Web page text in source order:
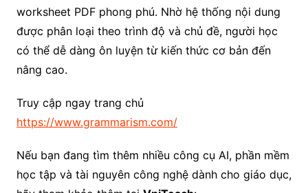
worksheet PDF phong phú. Nhờ hệ thống nội dung
được phân loại theo trình độ và chủ đề, người học
có thể dễ dàng ôn luyện từ kiến thức cơ bản đến
nâng cao.
Truy cập ngay trang chủ
https://www.grammarism.com/
Nếu bạn đang tìm thêm nhiều công cụ AI, phần mềm
học tập và tài nguyên công nghệ dành cho giáo dục,